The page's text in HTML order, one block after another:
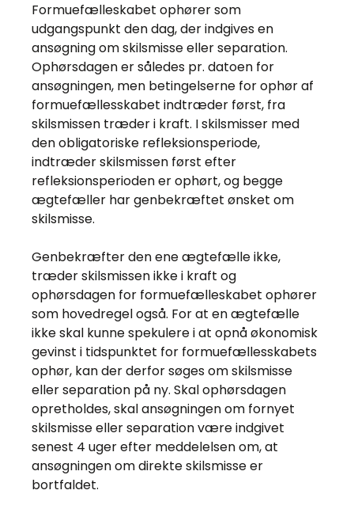
Formuefælleskabet ophører som
udgangspunkt den dag, der indgives en
ansøgning om skilsmisse eller separation.
Ophørsdagen er således pr. datoen for
ansøgningen, men betingelserne for ophør af
formuefællesskabet indtræder først, fra
skilsmissen træder i kraft. I skilsmisser med
den obligatoriske refleksionsperiode,
indtræder skilsmissen først efter
refleksionsperioden er ophørt, og begge
ægtefæller har genbekræftet ønsket om
skilsmisse.
Genbekræfter den ene ægtefælle ikke,
træder skilsmissen ikke i kraft og
ophørsdagen for formuefælleskabet ophører
som hovedregel også. For at en ægtefælle
ikke skal kunne spekulere i at opnå økonomisk
gevinst i tidspunktet for formuefællesskabets
ophør, kan der derfor søges om skilsmisse
eller separation på ny. Skal ophørsdagen
opretholdes, skal ansøgningen om fornyet
skilsmisse eller separation være indgivet
senest 4 uger efter meddelelsen om, at
ansøgningen om direkte skilsmisse er
bortfaldet.